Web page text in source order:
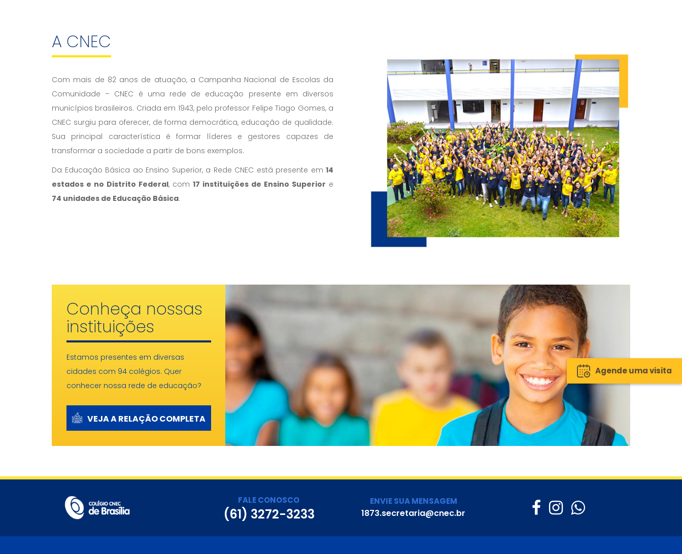
Agende uma visita
A CNEC
Com mais de 82 anos de atuação, a Campanha Nacional de Escolas da
Comunidade – CNEC é uma rede de educação presente em diversos
municípios brasileiros. Criada em 1943, pelo professor Felipe Tiago Gomes, a
CNEC surgiu para oferecer, de forma democrática, educação de qualidade.
Sua principal característica é formar líderes e gestores capazes de
transformar a sociedade a partir de bons exemplos.
Da Educação Básica ao Ensino Superior, a Rede CNEC está presente em 14
estados e no Distrito Federal, com 17 instituições de Ensino Superior e
74 unidades de Educação Básica.
Conheça nossas
instituições
Estamos presentes em diversas
cidades com 94 colégios. Quer
conhecer nossa rede de educação?
VEJA A RELAÇÃO COMPLETA
FALE CONOSCO
(61) 3272-3233
ENVIE SUA MENSAGEM
1873.secretaria@cnec.br